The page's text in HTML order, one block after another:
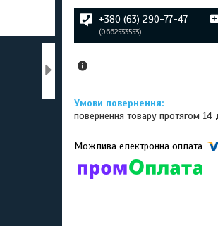
+380 (63) 290-77-47
0662533553
повернення товару протягом 14